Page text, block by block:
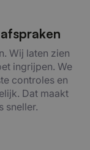
Wij laten zien
ingrijpen. We
controles en
Dat maakt
sneller.